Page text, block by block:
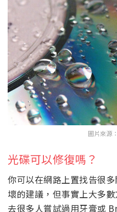
圖片來源
光碟可以修復嗎？
你可以在網路上置找告很
壞的建議，但事實上大多
去很多人嘗試過用牙膏或